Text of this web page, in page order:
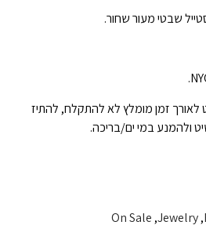
שבטי מעור שחור.
לאורך זמן מומלץ לא להתקלח, להתיז
ולהמנע במי ים/בריכה.
,
Jewelry
,
On Sale